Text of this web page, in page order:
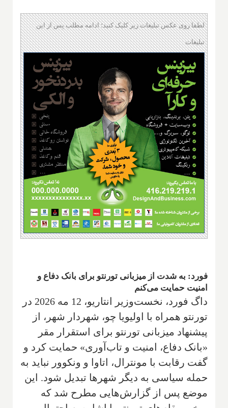
لطفا روی عکس تبلیغات زیر کلیک کنید؛ ادامه مطلب پس از این
تبلیغات
فورد: به شدت از میزبانی تورنتو برای بانک دفاع و
امنیت حمایت می‌کنم
داگ فورد، نخست‌وزیر انتاریو، 12 مه 2026 در
تورنتو همراه با اولیویا چو، شهردار شهر، از
پیشنهاد میزبانی تورنتو برای استقرار مقر
«بانک دفاع، امنیت و تاب‌آوری» حمایت کرد و
گفت رقابت با مونترال، اتاوا و ونکوور نباید به
حمله سیاسی به دیگر شهرها تبدیل شود. این
موضع پس از گزارش‌هایی مطرح شد که